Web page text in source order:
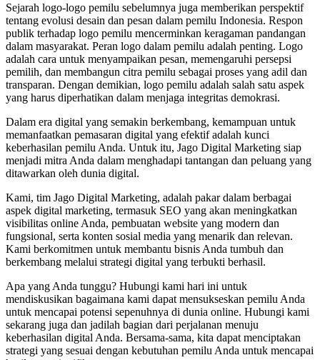
Sejarah logo-logo pemilu sebelumnya juga memberikan perspektif
tentang evolusi desain dan pesan dalam pemilu Indonesia. Respon
publik terhadap logo pemilu mencerminkan keragaman pandangan
dalam masyarakat. Peran logo dalam pemilu adalah penting. Logo
adalah cara untuk menyampaikan pesan, memengaruhi persepsi
pemilih, dan membangun citra pemilu sebagai proses yang adil dan
transparan. Dengan demikian, logo pemilu adalah salah satu aspek
yang harus diperhatikan dalam menjaga integritas demokrasi.
Dalam era digital yang semakin berkembang, kemampuan untuk
memanfaatkan pemasaran digital yang efektif adalah kunci
keberhasilan pemilu Anda. Untuk itu, Jago Digital Marketing siap
menjadi mitra Anda dalam menghadapi tantangan dan peluang yang
ditawarkan oleh dunia digital.
Kami, tim Jago Digital Marketing, adalah pakar dalam berbagai
aspek digital marketing, termasuk SEO yang akan meningkatkan
visibilitas online Anda, pembuatan website yang modern dan
fungsional, serta konten sosial media yang menarik dan relevan.
Kami berkomitmen untuk membantu bisnis Anda tumbuh dan
berkembang melalui strategi digital yang terbukti berhasil.
Apa yang Anda tunggu? Hubungi kami hari ini untuk
mendiskusikan bagaimana kami dapat mensukseskan pemilu Anda
untuk mencapai potensi sepenuhnya di dunia online. Hubungi kami
sekarang juga dan jadilah bagian dari perjalanan menuju
keberhasilan digital Anda. Bersama-sama, kita dapat menciptakan
strategi yang sesuai dengan kebutuhan pemilu Anda untuk mencapai